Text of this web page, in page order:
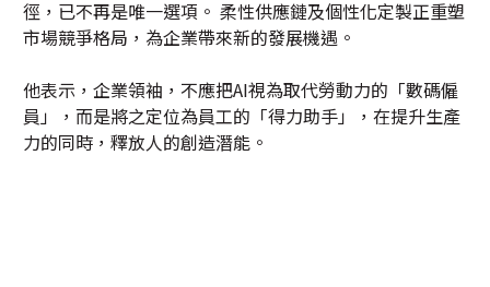
徑，已不再是唯一選項。 柔性供應鏈及個性化定製正重塑
市場競爭格局，為企業帶來新的發展機遇。
他表示，企業領袖，不應把AI視為取代勞動力的「數碼僱
員」，而是將之定位為員工的「得力助手」，在提升生產
力的同時，釋放人的創造潛能。